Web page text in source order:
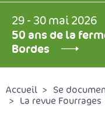
29 - 30 mai 2026
50 ans de la
Bordes
Accueil
Se
La revue Fourrages